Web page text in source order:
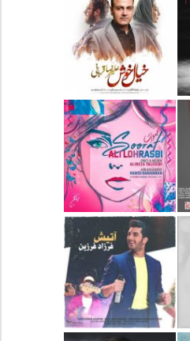
دانلود آهنگ جدید علیرضا
قربانی بنام خیال خوش
دانلود آهنگ جدید علی
لهراسبی بنام صورت